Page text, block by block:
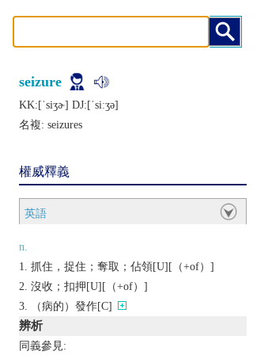
seizure
KK:[ˈsiʒɚ] DJ:[ˈsiːʒǝ]
名複: seizures
權威釋義
英語
n.
抓住，捉住；奪取；佔領[U][（+of）]
沒收；扣押[U][（+of）]
（病的）發作[C]
辨析
同義參見: